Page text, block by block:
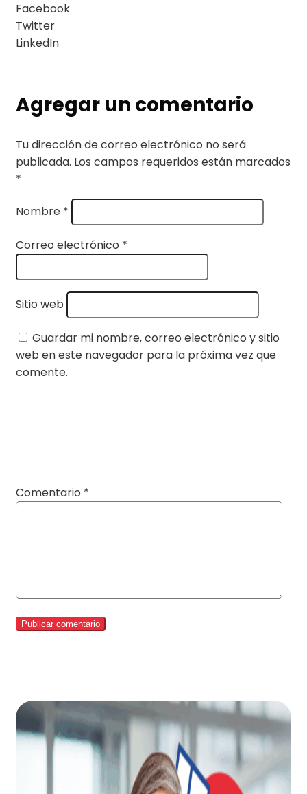
Facebook
Twitter
LinkedIn
Agregar un comentario
Tu dirección de correo electrónico no será
publicada. Los campos requeridos están marcados
*
Nombre *
Correo electrónico *
Sitio web
Guardar mi nombre, correo electrónico y sitio
web en este navegador para la próxima vez que
comente.
Comentario *